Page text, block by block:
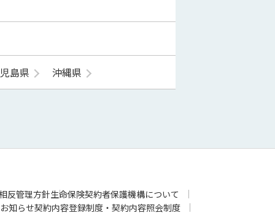
島県 沖縄県
反管理方針生命保険契約者保護機構について
知らせ契約内容登録制度・契約内容照会制度